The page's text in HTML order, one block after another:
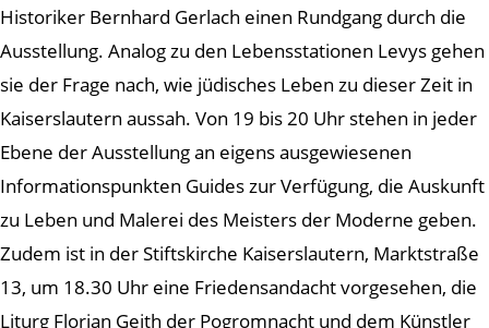
Historiker Bernhard Gerlach einen Rundgang durch die
Ausstellung. Analog zu den Lebensstationen Levys gehen
sie der Frage nach, wie jüdisches Leben zu dieser Zeit in
Kaiserslautern aussah. Von 19 bis 20 Uhr stehen in jeder
Ebene der Ausstellung an eigens ausgewiesenen
Informationspunkten Guides zur Verfügung, die Auskunft
zu Leben und Malerei des Meisters der Moderne geben.
Zudem ist in der Stiftskirche Kaiserslautern, Marktstraße
13, um 18.30 Uhr eine Friedensandacht vorgesehen, die
Liturg Florian Geith der Pogromnacht und dem Künstler